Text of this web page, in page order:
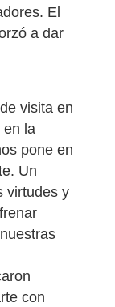
El
a dar
visita en
en la
pone en
Un
virtudes y
con